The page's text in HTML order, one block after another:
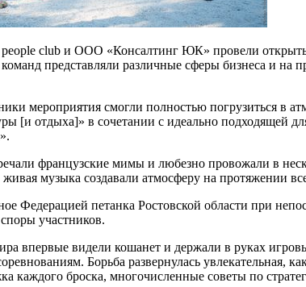
people club и ООО «Консалтинг ЮК» провели
представляли различные сферы бизнеса и на
мероприятия смогли полностью погрузиться в
[и отдыха]» в сочетании с идеально подходящей
французские мимы и любезно провожали в
музыка создавали атмосферу на протяжении
Федерацией петанка Ростовской области при
участников.
впервые видели кошанет и держали в руках
Борьба развернулась увлекательная,
каждого броска, многочисленные советы по